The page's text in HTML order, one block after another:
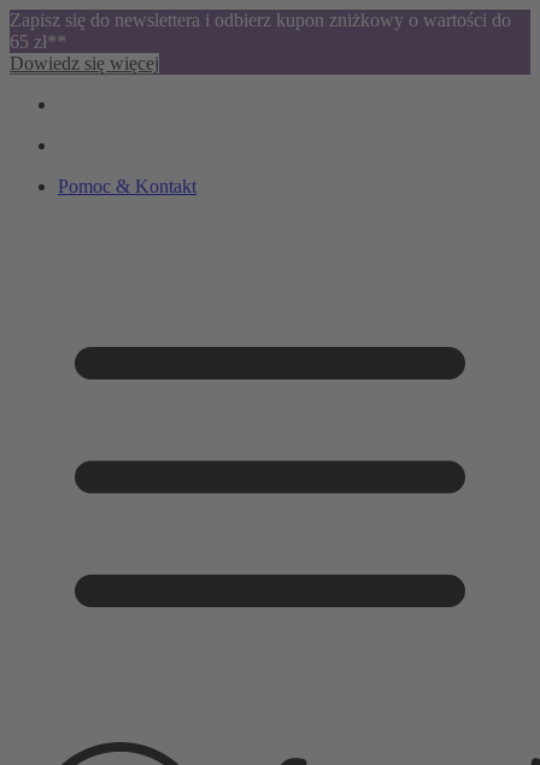
Zapisz się do newslettera i odbierz kupon zniżkowy o wartości do
65 zł**
Dowiedz się więcej
Pomoc & Kontakt